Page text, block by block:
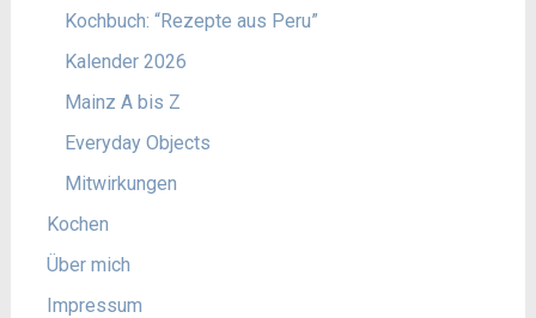
Kochbuch: “Rezepte aus Peru”
Kalender 2026
Mainz A bis Z
Everyday Objects
Mitwirkungen
Kochen
Über mich
Impressum